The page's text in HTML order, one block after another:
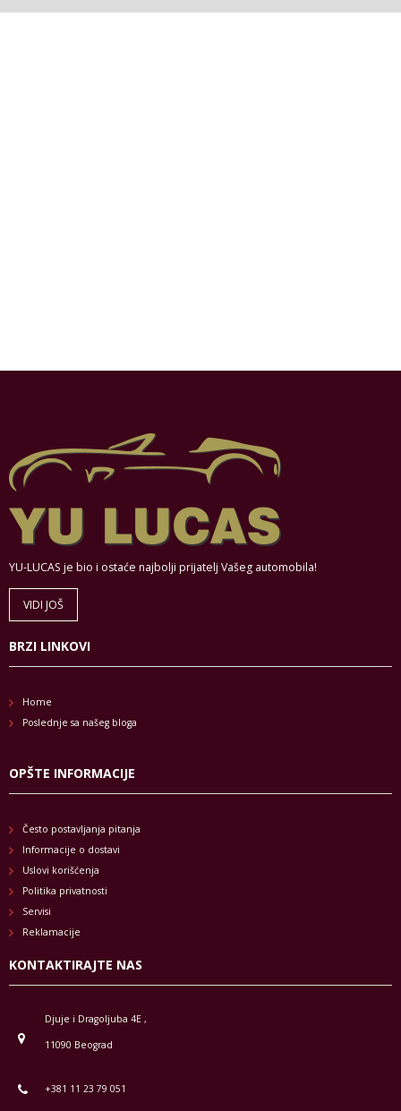
YU-LUCAS je bio i ostaće najbolji prijatelj Vašeg automobila!
VIDI JOŠ
BRZI LINKOVI
Home
Poslednje sa našeg bloga
OPŠTE INFORMACIJE
Često postavljanja pitanja
Informacije o dostavi
Uslovi korišćenja
Politika privatnosti
Servisi
Reklamacije
KONTAKTIRAJTE NAS
Djuje i Dragoljuba 4E ,
11090 Beograd
+381 11 23 79 051